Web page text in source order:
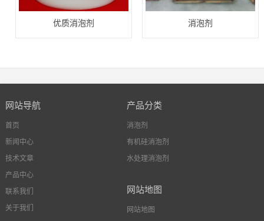
优质消泡剂 消泡剂
网站导航
首页
新闻中心
技术文章
产品中心
联系我们
关于我们
产品分类
消泡剂
有机硅消泡剂
水处理消泡剂
网站地图
网站地图